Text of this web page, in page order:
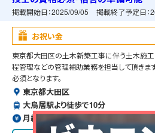
掲載開始日：2025/09/05 掲載終了予定日：
お祝い金
東京都大田区の土木新築工事に伴う土木施
程管理などの管理補助業務を担当して頂きま
必須となります。
東京都大田区
大鳥居駅より徒歩で10分
月給約42〜58万円（前職給与保証）